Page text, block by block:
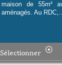
maison de 55m²
aménagés. Au
Sélectionner